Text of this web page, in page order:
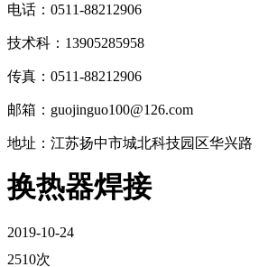
电话：0511-88212906
技术科：13905285958
传真：0511-88212906
邮箱：guojinguo100@126.com
地址：江苏扬中市城北科技园区华兴路
换热器焊接
2019-10-24
2510次